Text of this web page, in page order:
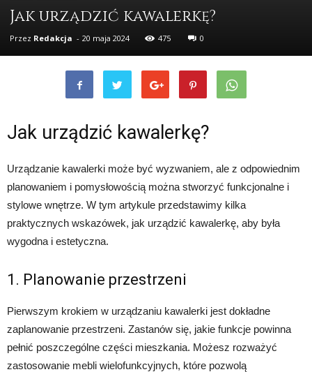
Jak urządzić kawalerkę?
Przez Redakcja - 20 maja 2024 475 0
Jak urządzić kawalerkę?
Urządzanie kawalerki może być wyzwaniem, ale z odpowiednim
planowaniem i pomysłowością można stworzyć funkcjonalne i
stylowe wnętrze. W tym artykule przedstawimy kilka
praktycznych wskazówek, jak urządzić kawalerkę, aby była
wygodna i estetyczna.
1. Planowanie przestrzeni
Pierwszym krokiem w urządzaniu kawalerki jest dokładne
zaplanowanie przestrzeni. Zastanów się, jakie funkcje powinna
pełnić poszczególne części mieszkania. Możesz rozważyć
zastosowanie mebli wielofunkcyjnych, które pozwolą